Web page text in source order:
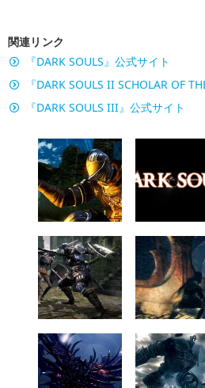
関連リンク
『DARK SOULS』公式サイト
『DARK SOULS II SCHOLAR OF
『DARK SOULS III』公式サイト